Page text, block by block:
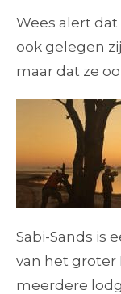
Wees alert
ook gelegen
maar dat ze
Sabi-Sands is
van het groter
meerdere